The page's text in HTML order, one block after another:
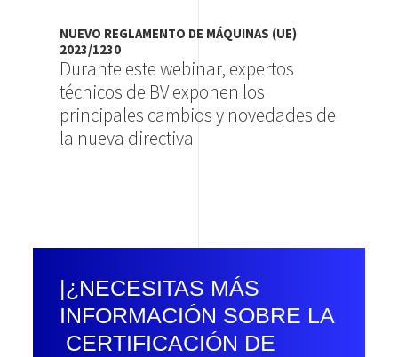
NUEVO REGLAMENTO DE MÁQUINAS (UE)
2023/1230
Durante este webinar, expertos
técnicos de BV exponen los
principales cambios y novedades de
la nueva directiva
|¿NECESITAS MÁS
INFORMACIÓN SOBRE LA
CERTIFICACIÓN DE